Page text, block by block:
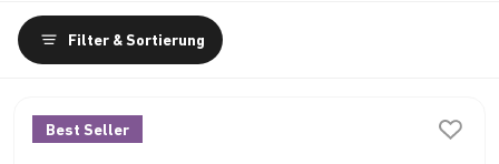
Filter & Sortierung
Best Seller